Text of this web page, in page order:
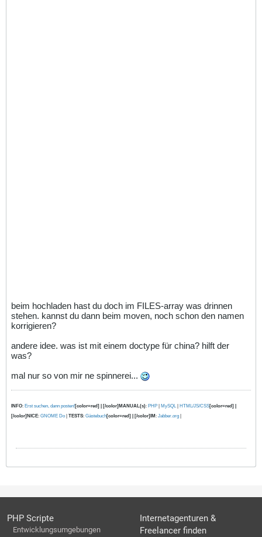
beim hochladen hast du doch im FILES-array was drinnen
stehen. kannst du dann beim moven, noch schon den namen
korrigieren?
andere idee. was ist mit einem doctype für china? hilft der
was?
mal nur so von mir ne spinnerei...
INFO: Erst suchen, dann posten![color=red] | [/color]MANUAL(s): PHP MySQL HTML/JS/CSS[color=red] |
[/color]NICE: GNOME Do TESTS: Gästebuch[color=red] | [/color]IM : Jabber.org
PHP Scripte
Entwicklungsumgebungen
Internetagenturen &
Freelancer finden